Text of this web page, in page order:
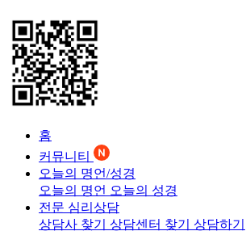
홈
커뮤니티
오늘의 명언/성경
오늘의 명언 오늘의 성경
전문 심리상담
상담사 찾기 상담센터 찾기 상담하기